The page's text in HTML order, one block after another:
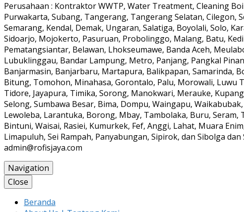
Perusahaan : Kontraktor WWTP, Water Treatment, Cleaning
Purwakarta, Subang, Tangerang, Tangerang Selatan, Cilegon,
Semarang, Kendal, Demak, Ungaran, Salatiga, Boyolali, Solo,
Sidoarjo, Mojokerto, Pasuruan, Probolinggo, Malang, Batu,
Pematangsiantar, Belawan, Lhokseumawe, Banda Aceh,
Lubuklinggau, Bandar Lampung, Metro, Panjang, Pangkal
Banjarmasin, Banjarbaru, Martapura, Balikpapan, Samarinda,
Bitung, Tomohon, Minahasa, Gorontalo, Palu, Morowali, Luwu
Tidore, Jayapura, Timika, Sorong, Manokwari, Merauke,
Selong, Sumbawa Besar, Bima, Dompu, Waingapu,
Lewoleba, Larantuka, Borong, Mbay, Tambolaka, Buru, Seram,
Bintuni, Waisai, Rasiei, Kumurkek, Fef, Anggi, Lahat, Muara
Limapuluh, Sei Rampah, Panyabungan, Sipirok, dan Sibolga
admin@rofisjaya.com
Navigation
Close
Beranda